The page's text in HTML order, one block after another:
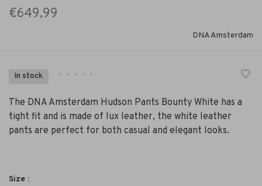
€649,99
DNA Amsterdam
In stock • • • • •
The DNA Amsterdam Hudson Pants Bounty White has a
tight fit and is made of lux leather, the white leather
pants are perfect for both casual and elegant looks.
Size :